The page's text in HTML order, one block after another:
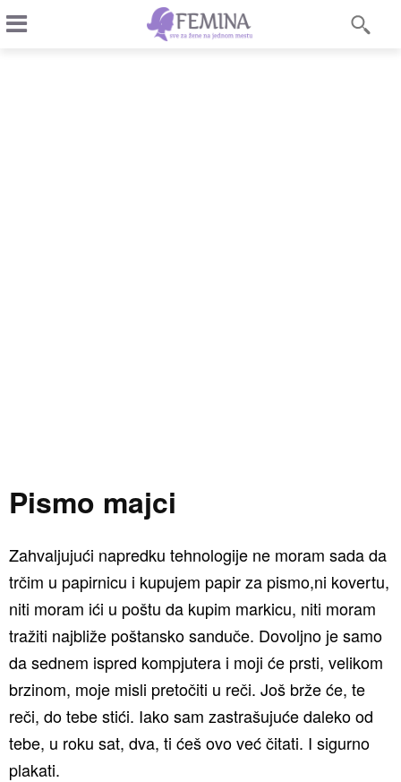
Pismo majci
Zahvaljujući napredku tehnologije ne moram sada da
trčim u papirnicu i kupujem papir za pismo,ni kovertu,
niti moram ići u poštu da kupim markicu, niti moram
tražiti najbliže poštansko sanduče. Dovoljno je samo
da sednem ispred kompjutera i moji će prsti, velikom
brzinom, moje misli pretočiti u reči. Još brže će, te
reči, do tebe stići. Iako sam zastrašujuće daleko od
tebe, u roku sat, dva, ti ćeš ovo već čitati. I sigurno
plakati.